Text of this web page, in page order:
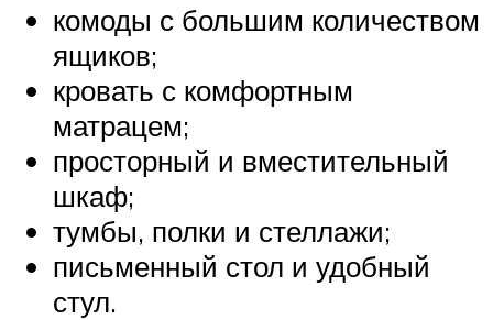
комоды с большим количеством
ящиков;
кровать с комфортным
матрацем;
просторный и вместительный
шкаф;
тумбы, полки и стеллажи;
письменный стол и удобный
стул.